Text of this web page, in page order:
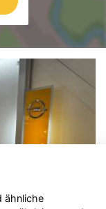
ähnliche